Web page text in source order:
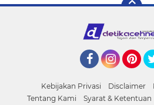
Kebijakan Privasi Disclaimer
Tentang Kami
Syarat & Ketentuan